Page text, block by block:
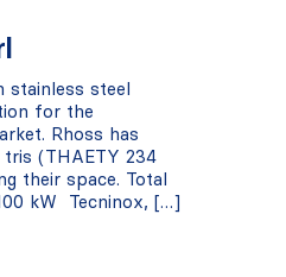
stainless steel
for the
Rhoss has
tris (THAETY 234
their space. Total
kW Tecninox, […]